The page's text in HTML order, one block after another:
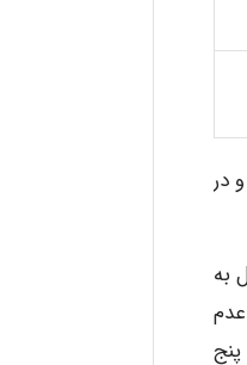
در
به
پنج